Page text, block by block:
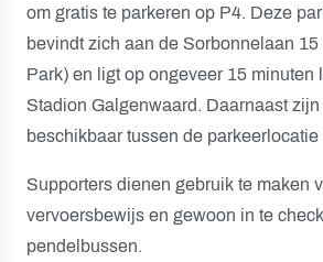
om gratis te parkeren op P4. Deze
bevindt zich aan de Sorbonnelaan
Park) en ligt op ongeveer 15 minuten
Stadion Galgenwaard. Daarnaast
beschikbaar tussen de
Supporters dienen gebruik te maken
vervoersbewijs en gewoon in te
pendelbussen.